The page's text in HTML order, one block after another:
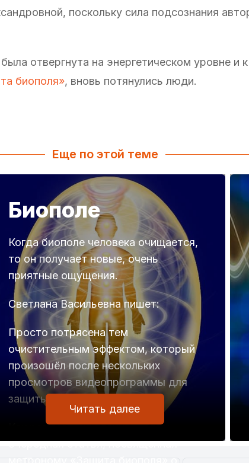
поскольку сила подсознания
отвергнута на энергетическом уровне и
биополя», вновь потянулись люди.
Еще по этой теме
Биополе
Когда биополе человека очищается,
то он получает новые, очень
приятные ощущения.
Светлана Васильевна пишет:
Просто потрясена тем
очистительным эффектом, который
произошёл после нескольких
просмотров видеопрограммы для
защиты и очистки биополя.
Как раз сегодня планировалась
очередная статья, посвящённая
метроному «Защита биополя» о
Читать далее